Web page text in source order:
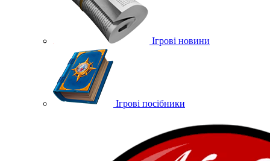
Ігрові новини
Ігрові посібники